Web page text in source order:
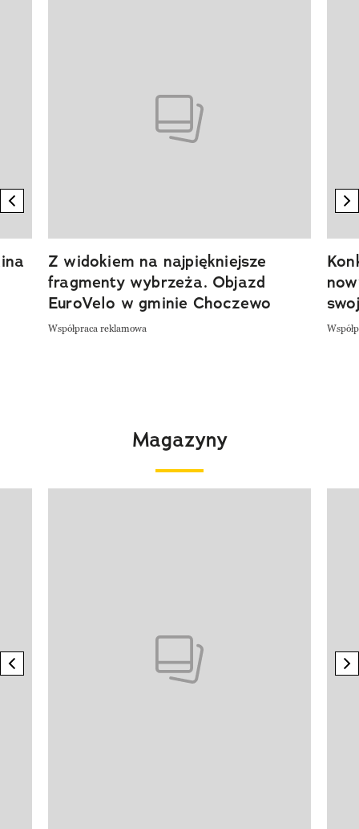
previous element
Z widokiem na najpiękniejsze
fragmenty wybrzeża. Objazd
EuroVelo w gminie Choczewo
Współpraca reklamowa
Magazyny
previous element